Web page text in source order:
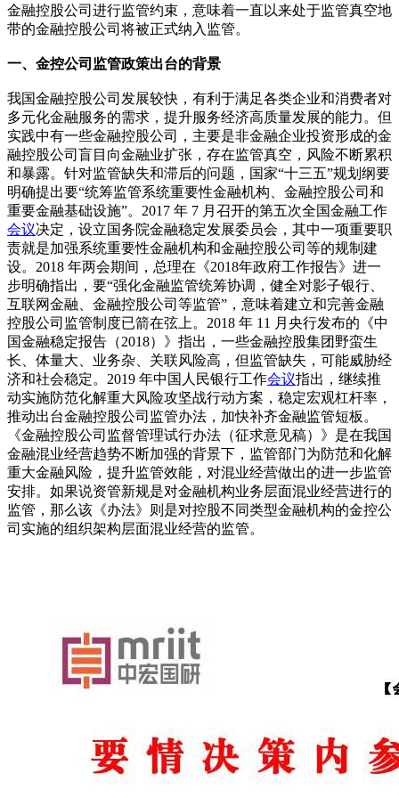
金融控股公司进行监管约束，意味着一直以来处于监管真空地
带的金融控股公司将被正式纳入监管。
一、金控公司监管政策出台的背景
我国金融控股公司发展较快，有利于满足各类企业和消费者对
多元化金融服务的需求，提升服务经济高质量发展的能力。但
实践中有一些金融控股公司，主要是非金融企业投资形成的金
融控股公司盲目向金融业扩张，存在监管真空，风险不断累积
和暴露。针对监管缺失和滞后的问题，国家“十三五”规划纲要
明确提出要“统筹监管系统重要性金融机构、金融控股公司和
重要金融基础设施”。2017 年 7 月召开的第五次全国金融工作
会议决定，设立国务院金融稳定发展委员会，其中一项重要职
责就是加强系统重要性金融机构和金融控股公司等的规制建
设。2018 年两会期间，总理在《2018年政府工作报告》进一
步明确指出，要“强化金融监管统筹协调，健全对影子银行、
互联网金融、金融控股公司等监管”，意味着建立和完善金融
控股公司监管制度已箭在弦上。2018 年 11 月央行发布的《中
国金融稳定报告（2018）》指出，一些金融控股集团野蛮生
长、体量大、业务杂、关联风险高，但监管缺失，可能威胁经
济和社会稳定。2019 年中国人民银行工作会议指出，继续推
动实施防范化解重大风险攻坚战行动方案，稳定宏观杠杆率，
推动出台金融控股公司监管办法，加快补齐金融监管短板。
《金融控股公司监督管理试行办法（征求意见稿）》是在我国
金融混业经营趋势不断加强的背景下，监管部门为防范和化解
重大金融风险，提升监管效能，对混业经营做出的进一步监管
安排。如果说资管新规是对金融机构业务层面混业经营进行的
监管，那么该《办法》则是对控股不同类型金融机构的金控公
司实施的组织架构层面混业经营的监管。